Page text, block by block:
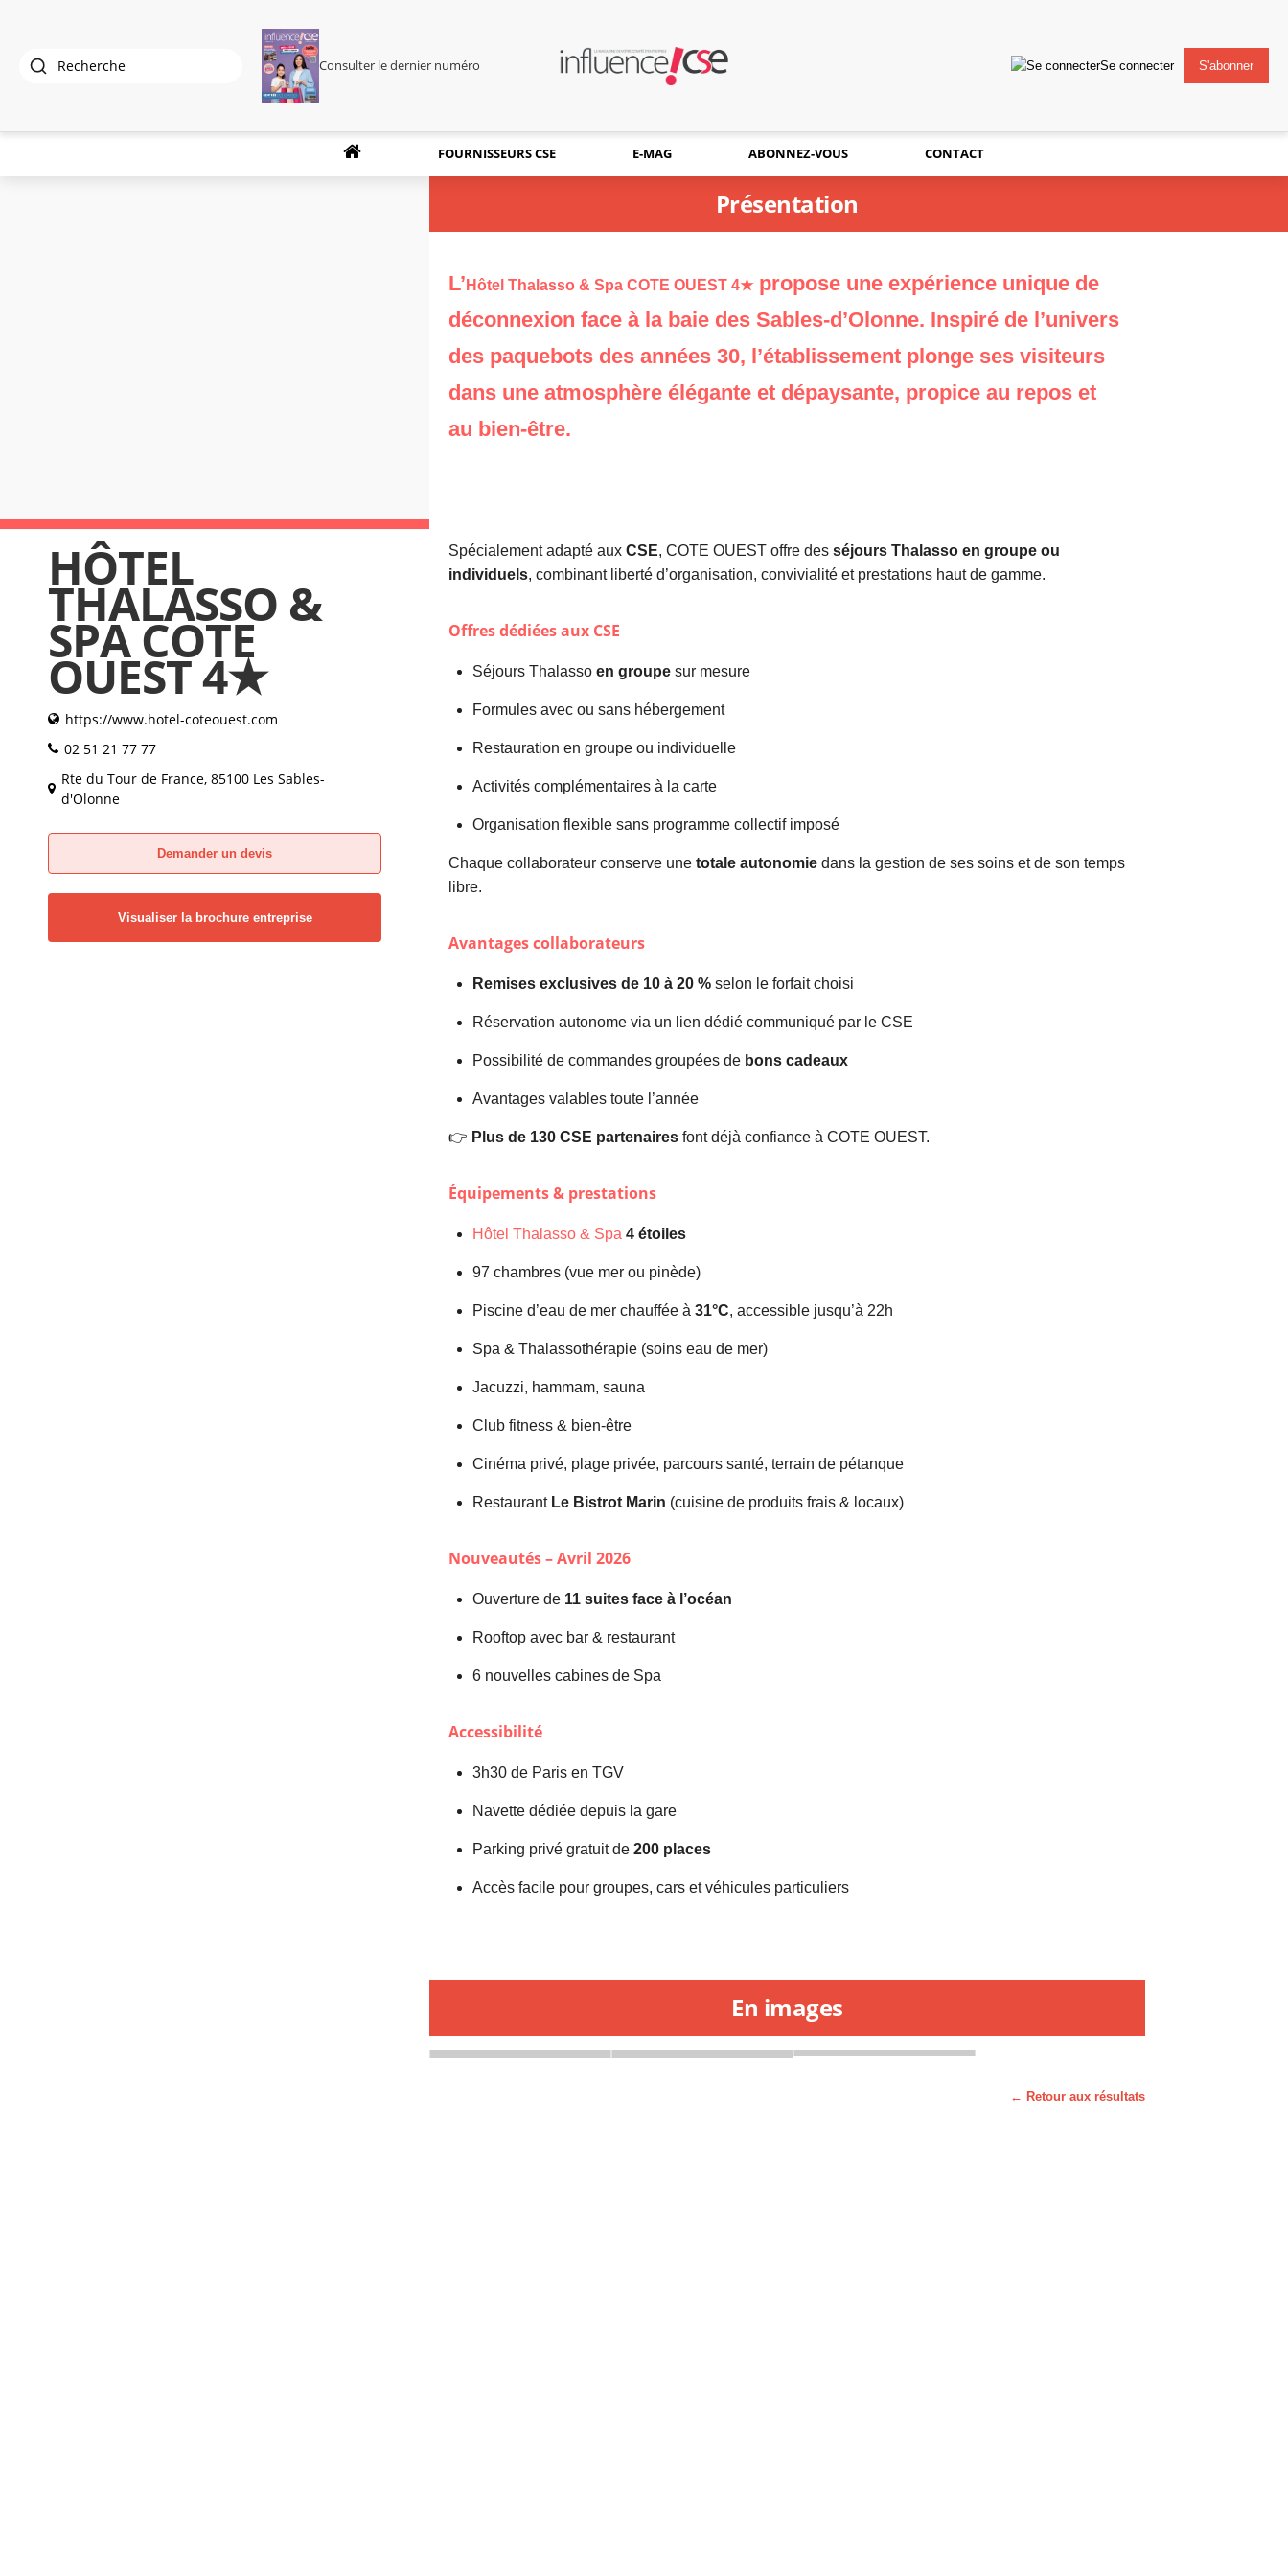
Consulter le dernier numéro Se connecter S'abonner
FOURNISSEURS CSE E-MAG ABONNEZ-VOUS CONTACT
HÔTEL
THALASSO &
SPA COTE
OUEST 4★
https://www.hotel-coteouest.com
02 51 21 77 77
Rte du Tour de France, 85100 Les Sables-
d'Olonne
Demander un devis
Visualiser la brochure entreprise
Présentation
L’ Hôtel Thalasso & Spa COTE OUEST 4★propose une expérience unique de
déconnexion face à la baie des Sables-d’Olonne. Inspiré de l’univers
des paquebots des années 30, l’établissement plonge ses visiteurs
dans une atmosphère élégante et dépaysante, propice au repos et
au bien-être.
Spécialement adapté aux CSE, COTE OUEST offre des séjours Thalasso en groupe ou
individuels, combinant liberté d’organisation, convivialité et prestations haut de gamme.
Offres dédiées aux CSE
Séjours Thalasso en groupe sur mesure
Formules avec ou sans hébergement
Restauration en groupe ou individuelle
Activités complémentaires à la carte
Organisation flexible sans programme collectif imposé
Chaque collaborateur conserve une totale autonomie dans la gestion de ses soins et de son temps
libre.
Avantages collaborateurs
Remises exclusives de 10 à 20 % selon le forfait choisi
Réservation autonome via un lien dédié communiqué par le CSE
Possibilité de commandes groupées de bons cadeaux
Avantages valables toute l’année
👉 Plus de 130 CSE partenaires font déjà confiance à COTE OUEST.
Équipements & prestations
Hôtel Thalasso & Spa 4 étoiles
97 chambres (vue mer ou pinède)
Piscine d’eau de mer chauffée à 31°C, accessible jusqu’à 22h
Spa & Thalassothérapie (soins eau de mer)
Jacuzzi, hammam, sauna
Club fitness & bien-être
Cinéma privé, plage privée, parcours santé, terrain de pétanque
Restaurant Le Bistrot Marin (cuisine de produits frais & locaux)
Nouveautés – Avril 2026
Ouverture de 11 suites face à l’océan
Rooftop avec bar & restaurant
6 nouvelles cabines de Spa
Accessibilité
3h30 de Paris en TGV
Navette dédiée depuis la gare
Parking privé gratuit de 200 places
Accès facile pour groupes, cars et véhicules particuliers
En images
← Retour aux résultats